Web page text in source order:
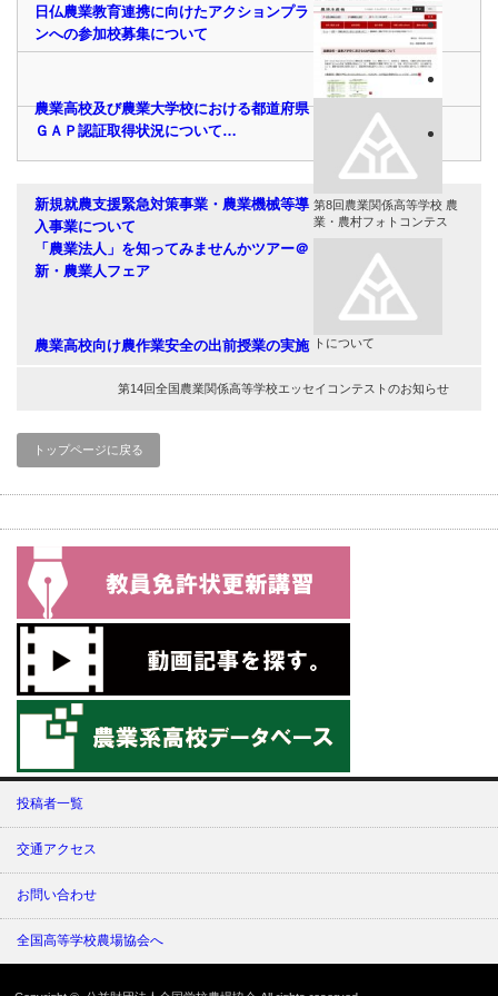
日仏農業教育連携に向けたアクションプラ
ンへの参加校募集について
農業高校及び農業大学校における都道府県
ＧＡＰ認証取得状況について…
新規就農支援緊急対策事業・農業機械等導
入事業について
「農業法人」を知ってみませんかツアー＠
新・農業人フェア
農業高校向け農作業安全の出前授業の実施
第8回農業関係高等学校 農
業・農村フォトコンテス
トについて
第14回全国農業関係高等学校エッセイコンテストのお知らせ
トップページに戻る
投稿者一覧
交通アクセス
お問い合わせ
全国高等学校農場協会へ